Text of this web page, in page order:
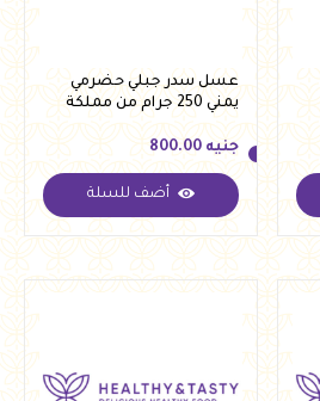
عسل سدر جبلي حضرمي
يمني 250 جرام من مملكة
النحل
جنيه
جنيه 800.00
أضف للسلة